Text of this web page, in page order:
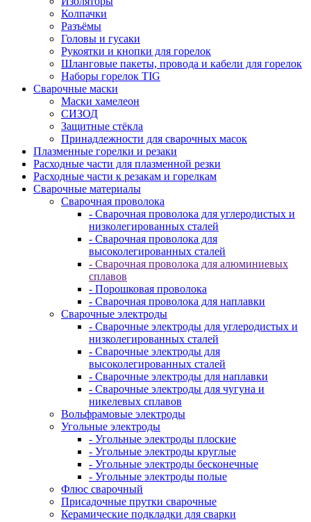
Колпачки
Разъёмы
Головы и гусаки
Рукоятки и кнопки для горелок
Шланговые пакеты, провода и кабели для горелок
Наборы горелок TIG
Сварочные маски
Маски хамелеон
СИЗОД
Защитные стёкла
Принадлежности для сварочных масок
Плазменные горелки и резаки
Расходные части для плазменной резки
Расходные части к резакам и горелкам
Сварочные материалы
Сварочная проволока
- Сварочная проволока для углеродистых и
низколегированных сталей
- Сварочная проволока для
высоколегированных сталей
- Сварочная проволока для алюминиевых
сплавов
- Порошковая проволока
- Сварочная проволока для наплавки
Сварочные электроды
- Сварочные электроды для углеродистых и
низколегированных сталей
- Сварочные электроды для
высоколегированных сталей
- Сварочные электроды для наплавки
- Сварочные электроды для чугуна и
никелевых сплавов
Вольфрамовые электроды
Угольные электроды
- Угольные электроды плоские
- Угольные электроды круглые
- Угольные электроды бесконечные
- Угольные электроды полые
Флюс сварочный
Присадочные прутки сварочные
Керамические подкладки для сварки